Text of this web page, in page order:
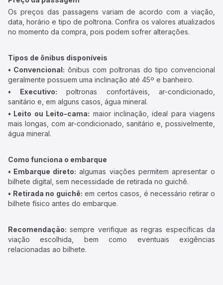
Os preços das passagens variam de acordo com a viação,
data, horário e tipo de poltrona. Confira os valores atualizados
no momento da compra, pois podem sofrer alterações.
Tipos de ônibus disponíveis
• Convencional: ônibus com poltronas do tipo convencional
geralmente possuem uma inclinação até 45º e banheiro.
• Executivo: poltronas confortáveis, ar-condicionado,
sanitário e, em alguns casos, água mineral.
• Leito ou Leito-cama: maior inclinação, ideal para viagens
mais longas, com ar-condicionado, sanitário e, possivelmente,
água mineral.
Como funciona o embarque
• Embarque direto: algumas viações permitem apresentar o
bilhete digital, sem necessidade de retirada no guichê.
• Retirada no guichê: em certos casos, é necessário retirar o
bilhete físico antes do embarque.
Recomendação: sempre verifique as regras específicas da
viação escolhida, bem como eventuais exigências
relacionadas ao bilhete.